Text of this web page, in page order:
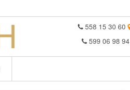
558 15 30 60
599 06 98 94